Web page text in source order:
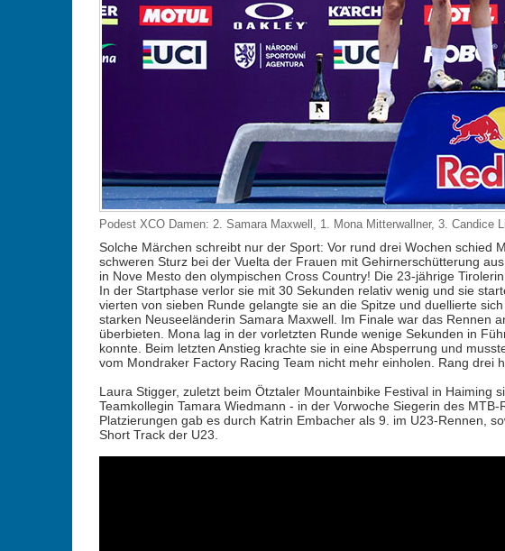
Podest XCO Damen: 2. Samara Maxwell, 1. Mona Mitterwallner, 3. Candice
Solche Märchen schreibt nur der Sport: Vor rund drei Wochen schied
schweren Sturz bei der Vuelta der Frauen mit Gehirnerschütterung
in Nove Mesto den olympischen Cross Country! Die 23-jährige
In der Startphase verlor sie mit 30 Sekunden relativ wenig und sie
vierten von sieben Runde gelangte sie an die Spitze und duellierte
starken Neuseeländerin Samara Maxwell. Im Finale war das Rennen
überbieten. Mona lag in der vorletzten Runde wenige Sekunden in
konnte. Beim letzten Anstieg krachte sie in eine Absperrung und
vom Mondraker Factory Racing Team nicht mehr einholen. Rang drei
Laura Stigger, zuletzt beim Ötztaler Mountainbike Festival in Haiming
Teamkollegin Tamara Wiedmann - in der Vorwoche Siegerin des
Platzierungen gab es durch Katrin Embacher als 9. im U23-Rennen,
Short Track der U23.